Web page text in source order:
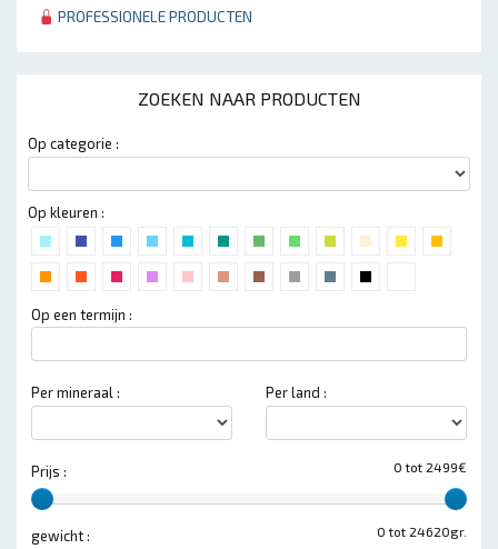
PROFESSIONELE PRODUCTEN
ZOEKEN NAAR PRODUCTEN
Op categorie :
Op kleuren :
Op een termijn :
Per mineraal : Per land :
0 tot 2499€
Prijs :
0 tot 24620gr.
gewicht :